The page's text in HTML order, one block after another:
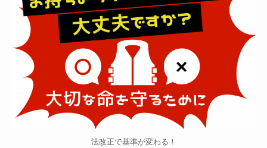
法改正で基準が変わる！